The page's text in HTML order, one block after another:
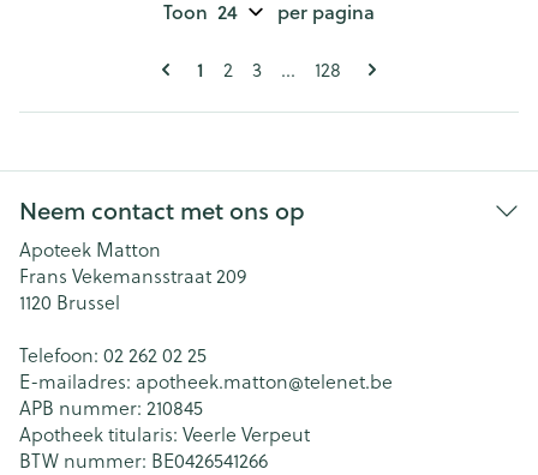
Pagina's
U lees momenteel pagina
1 Pagina
2 Pagina
3 ... Pagina
128
Toon per pagina
Neem contact met ons op
Apoteek Matton
Frans Vekemansstraat 209
1120 Brussel
Telefoon: 02 262 02 25
E-mailadres: apotheek.matton@telenet.be
APB nummer: 210845
Apotheek titularis: Veerle Verpeut
BTW nummer: BE0426541266